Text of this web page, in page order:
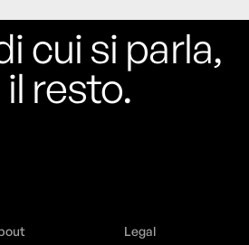
cui si parla,
resto.
Legal